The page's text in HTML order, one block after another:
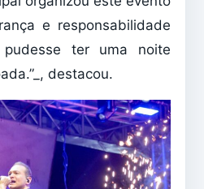
e responsabilidade
ter uma noite
destacou.